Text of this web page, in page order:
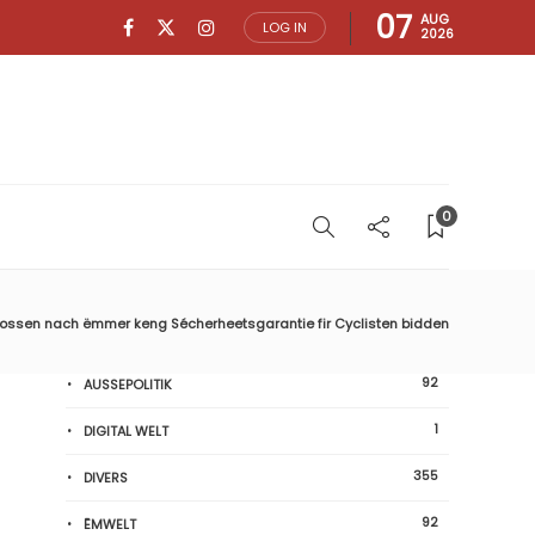
LOG IN 07 AUG
2026
0
nach ëmmer keng Sécherheetsgarantie fir Cyclisten bidden
AUSSEPOLITIK 92
DIGITAL WELT 1
DIVERS 355
ËMWELT 92